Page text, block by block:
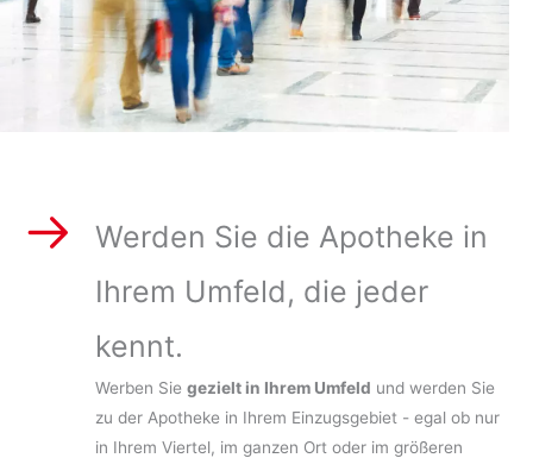
Werden Sie die Apotheke in
Ihrem Umfeld, die jeder
kennt.
Werben Sie gezielt in Ihrem Umfeld und werden Sie
zu der Apotheke in Ihrem Einzugsgebiet - egal ob nur
in Ihrem Viertel, im ganzen Ort oder im größeren